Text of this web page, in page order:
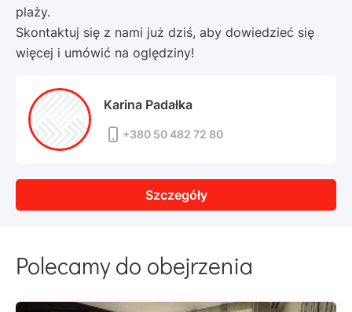
plaży.
Skontaktuj się z nami już dziś, aby dowiedzieć się
więcej i umówić na oględziny!
Karina Padałka
+380 50 482 72 80
Szczegóły
Polecamy do obejrzenia